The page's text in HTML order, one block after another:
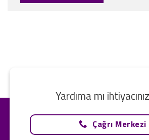
Yardıma mı
Çağrı Merkezi